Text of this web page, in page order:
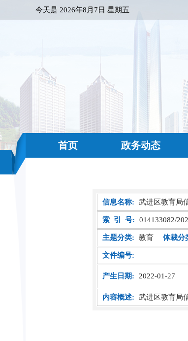
今天是 2026年8月7日 星期五
首页 政务动态
信息名称: 武进区教育局
索 引 号: 014133082/
主题分类: 教育 体裁分
文件编号:
产生日期: 2022-01-27
内容概述: 武进区教育局